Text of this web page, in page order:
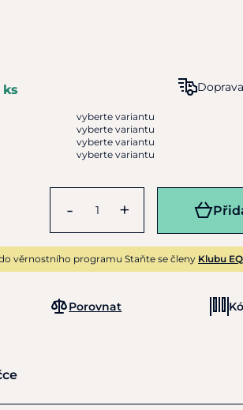
ks
vyberte variantu
vyberte variantu
vyberte variantu
vyberte variantu
- +
věrnostního programu Staňte se členy Klubu
Porovnat